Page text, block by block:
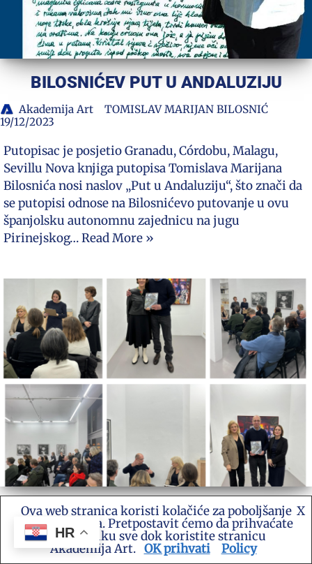
BILOSNIĆEV PUT U ANDALUZIJU
Akademija Art
TOMISLAV MARIJAN BILOSNIĆ
19/12/2023
Putopisac je posjetio Granadu, Córdobu, Malagu,
Sevillu Nova knjiga putopisa Tomislava Marijana
Bilosnića nosi naslov „Put u Andaluziju“, što znači da
se putopisi odnose na Bilosnićevo putovanje u ovu
španjolsku autonomnu zajednicu na jugu
Pirinejskog…Read More »
Predstavljanje monografije Lovre
Artukovića
Akademija Art KNJIGA 19/12/2023
HR
Ova web stranica koristi kolačiće za poboljšanje
vašeg iskustva. Pretpostavit ćemo da prihvaćate
ovu politiku sve dok koristite stranicu
Akademija Art.
X
OK prihvati Policy